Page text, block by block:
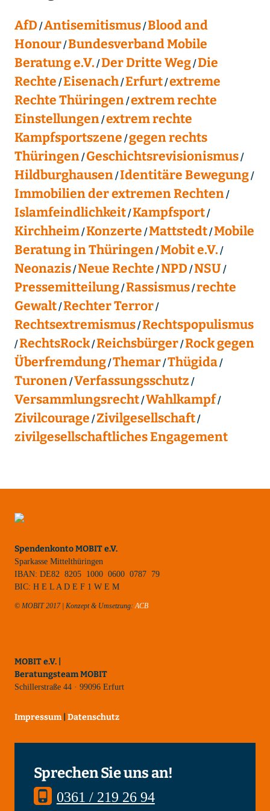
AfD Antisemitismus Blood and
Honour Bundesverband Mobile
Beratung e.V. Der Dritte Weg Die
Rechte Eisenach Erfurt extreme
Rechte Thüringen extrem rechte
Einstellungen extrem rechte
Kampfsportszene gegen rechts
Thüringen Geschichtsrevisionismus
Hildburghausen Identitäre Bewegung
Immobilien der extremen Rechten
Islamfeindlichkeit Kampfsport
Kirchheim Konzerte Mattstedt Mobile
Beratung in Thüringen Mobit e.V.
Neonazis Neue Rechte NPD NSU
Pressemitteilung Rassismus rechte
Gewalt Rechter Terror
Rechtsextremismus Rechtspopulismus
RechtsRock Reichsbürger Rock gegen
Überfremdung Themar Thügida
Turonen Verfassungsschutz
Versammlungsrecht Wahlkampf
Zivilcourage Zivilgesellschaft
zivilgesellschaftliches Engagement
Spendenkonto MOBIT e.V.
Sparkasse Mittelthüringen
IBAN: DE82 8205 1000 0600 0787 79
BIC: H E L A D E F 1 W E M
© MOBIT 2017 | Konzept & Umsetzung:ACB
MOBIT e.V. |
Beratungsteam MOBIT
Schillerstraße 44 · 99096 Erfurt
Impressum Datenschutz
Sprechen Sie uns an!
0361 / 219 26 94